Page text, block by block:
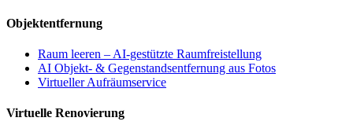
Objektentfernung
Raum leeren – AI-gestützte Raumfreistellung
AI Objekt- & Gegenstandsentfernung aus Fotos
Virtueller Aufräumservice
Virtuelle Renovierung